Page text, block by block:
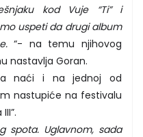
kod Vuje “Ti” i
uspeti da drugi album
“- na temu njihovog
nastavlja Goran.
naći i na jednoj od
nastupiće na festivalu
spota. Uglavnom, sada